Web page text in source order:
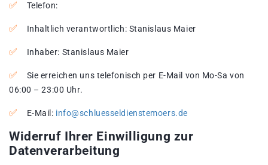
Telefon:
Inhaltlich verantwortlich: Stanislaus Maier
Inhaber: Stanislaus Maier
Sie erreichen uns telefonisch per E-Mail von Mo-Sa von
06:00 – 23:00 Uhr.
E-Mail: info@schluesseldienstemoers.de
Widerruf Ihrer Einwilligung zur
Datenverarbeitung